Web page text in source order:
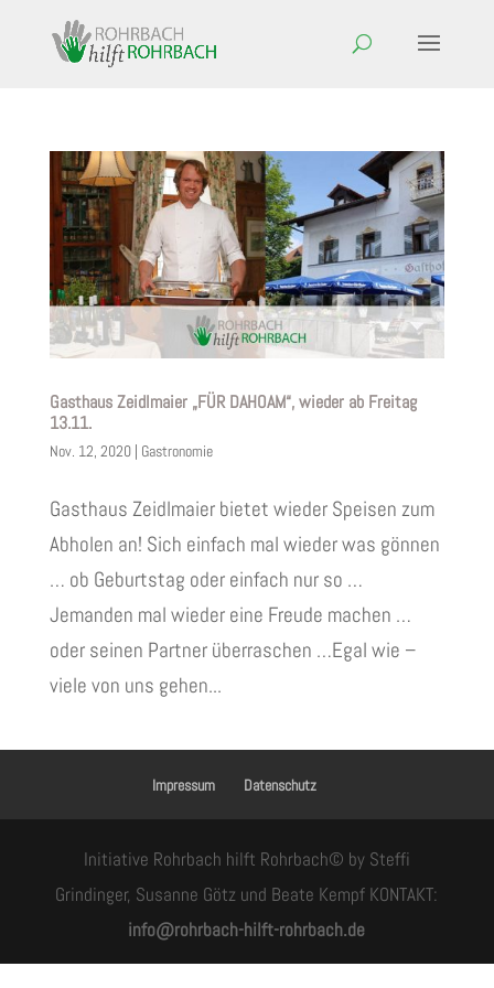
Gasthaus Zeidlmaier „FÜR DAHOAM“, wieder ab Freitag
13.11.
Nov. 12, 2020| Gastronomie
Gasthaus Zeidlmaier bietet wieder Speisen zum
Abholen an! Sich einfach mal wieder was gönnen
… ob Geburtstag oder einfach nur so …
Jemanden mal wieder eine Freude machen …
oder seinen Partner überraschen …Egal wie –
viele von uns gehen...
Impressum Datenschutz
Initiative Rohrbach hilft Rohrbach© by Steffi
Grindinger, Susanne Götz und Beate Kempf KONTAKT:
info@rohrbach-hilft-rohrbach.de